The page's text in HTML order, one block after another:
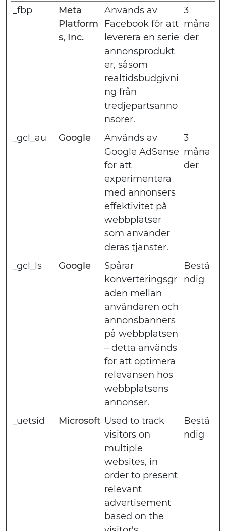
_fbp
Meta
Platform
s, Inc.
Används av
Facebook för att
leverera en serie
annonsprodukt
er, såsom
realtidsbudgivni
ng från
tredjepartsanno
nsörer.
3
måna
der
_gcl_au Google
Används av
Google AdSense
för att
experimentera
med annonsers
effektivitet på
webbplatser
som använder
deras tjänster.
3
måna
der
_gcl_ls Google
Spårar
konverteringsgr
aden mellan
användaren och
annonsbanners
på webbplatsen
– detta används
för att optimera
relevansen hos
webbplatsens
annonser.
Bestä
ndig
_uetsid Microsoft Used to track
visitors on
multiple
websites, in
order to present
relevant
advertisement
based on the
Bestä
ndig